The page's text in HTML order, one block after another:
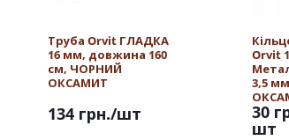
Труба Orvit ГЛАДКА
16 мм, довжина 160
см, ЧОРНИЙ
ОКСАМИТ
134 грн./шт
Orvit
3,5
30
шт